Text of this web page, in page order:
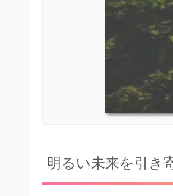
明るい未来を引き